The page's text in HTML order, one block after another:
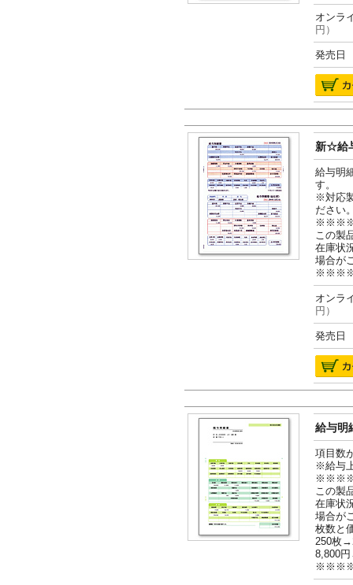
オン
円）
発売日
新☆給
給与明
す。
※対応
ださい
この製
在庫状
場合が
オン
円）
発売日
給与明
項目数
※給与
この製
在庫状
場合が
枚数と
250枚
8,800